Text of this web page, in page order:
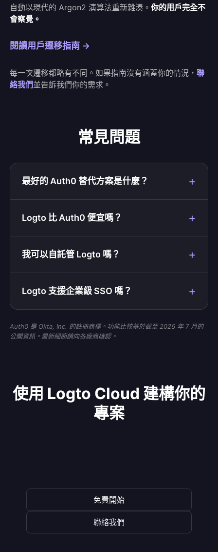
自動以現代的 Argon2 演算法重新雜湊。 你的用戶完全不
會察覺。
閱讀用戶遷移指南 →
每一次遷移都略有不同。如果指南沒有涵蓋你的情況， 聯
絡我們並告訴我們你的需求。
常見問題
最好的 Auth0 替代方案是什麼？
Logto 比 Auth0 便宜嗎？
我可以自託管 Logto 嗎？
Logto 支援企業級 SSO 嗎？
Auth0 是 Okta, Inc. 的註冊商標。功能比較基於截至 2026 年 7 月的
公開資訊。最新細節請向各廠商確認。
使用 Logto Cloud 建構你的
專案
免費開始
聯絡我們